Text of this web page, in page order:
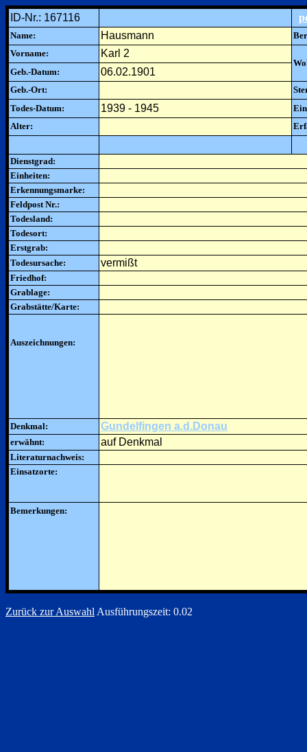
ID-Nr.: 167116
Name: Hausmann
Vorname:
Karl 2
Geb.-Datum:
06.02.1901
Geb.-Ort:
Todes-Datum:
1939 - 1945
Alter:
Dienstgrad:
Einheiten:
Erkennungsmarke:
Feldpost Nr.:
Todesland:
Todesort:
Erstgrab:
Todesursache:
vermißt
Friedhof:
Grablage:
Grabstätte/Karte:
Auszeichnungen:
Denkmal: Gundelfingen a.d.Donau
erwähnt: auf Denkmal
Literaturnachweis:
Einsatzorte:
Bemerkungen:
Zurück zur Auswahl Ausführungszeit: 0.02